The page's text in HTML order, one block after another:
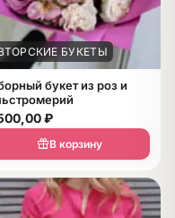
БУКЕТЫ
букет из роз и
₽
В корзину